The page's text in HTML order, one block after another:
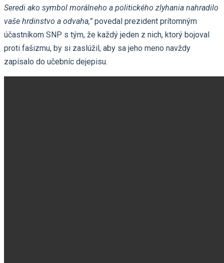
Seredi ako symbol morálneho a politického zlyhania nahradilo
vaše hrdinstvo a odvaha,” povedal prezident prítomným
účastníkom SNP s tým, že každý jeden z nich, ktorý bojoval
proti fašizmu, by si zaslúžil, aby sa jeho meno navždy
zapísalo do učebníc dejepisu.